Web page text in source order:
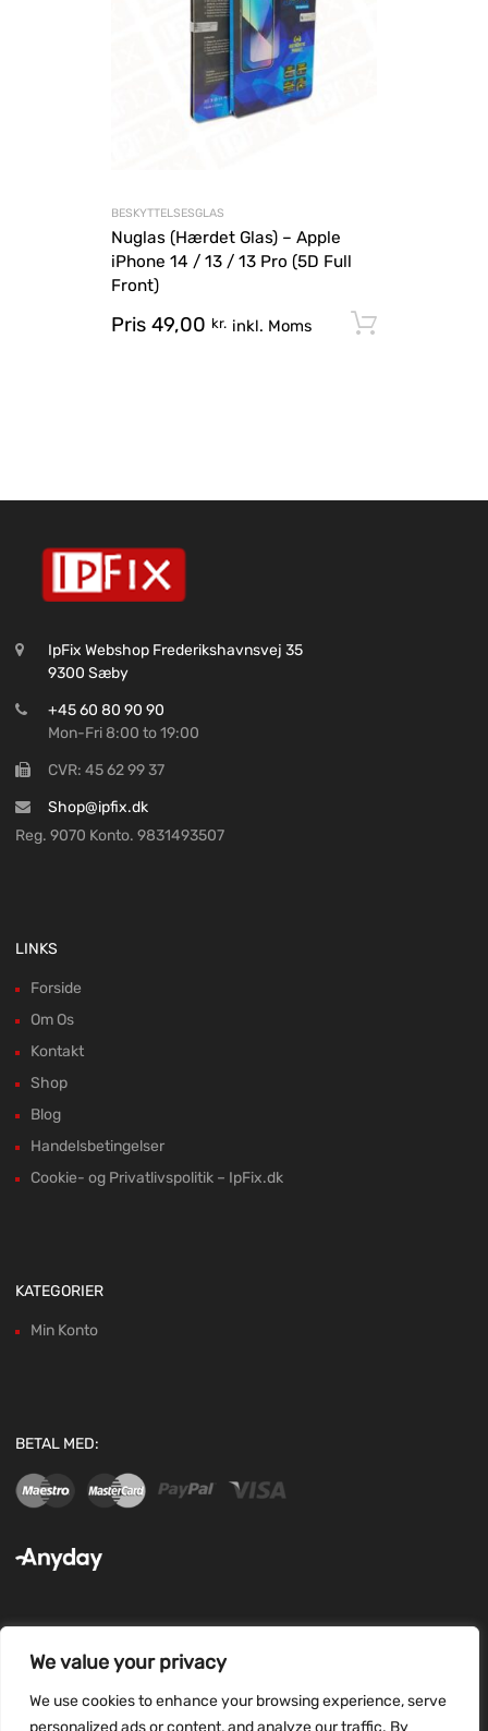
We value your privacy
We use cookies to enhance your browsing experience, serve
personalized ads or content, and analyze our traffic. By
BESKYTTELSESGLAS
Nuglas (Hærdet Glas) – Apple
iPhone 14 / 13 / 13 Pro (5D Full
Front)
Pris 49,00 kr. inkl. Moms
IpFix Webshop Frederikshavnsvej 35
9300 Sæby
+45 60 80 90 90
Mon-Fri 8:00 to 19:00
CVR: 45 62 99 37
Shop@ipfix.dk
Reg. 9070 Konto. 9831493507
LINKS
Forside
Om Os
Kontakt
Shop
Blog
Handelsbetingelser
Cookie- og Privatlivspolitik – IpFix.dk
KATEGORIER
Min Konto
BETAL MED:
FØLG OS: